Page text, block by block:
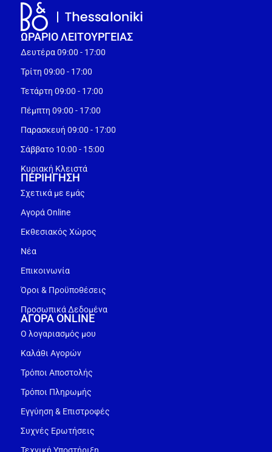
ΩΡΑΡΙΟ ΛΕΙΤΟΥΡΓEΙΑΣ
Δευτέρα 09:00 - 17:00
Τρίτη 09:00 - 17:00
Τετάρτη 09:00 - 17:00
Πέμπτη 09:00 - 17:00
Παρασκευή 09:00 - 17:00
Σάββατο 10:00 - 15:00
Κυριακή Κλειστά
ΠΕΡΙΗΓΗΣΗ
Σχετικά με εμάς
Αγορά Online
Εκθεσιακός Χώρος
Νέα
Επικοινωνία
Όροι & Προϋποθέσεις
Προσωπικά Δεδομένα
ΑΓΟΡΑ ONLINE
Ο λογαριασμός μου
Καλάθι Αγορών
Τρόποι Αποστολής
Τρόποι Πληρωμής
Εγγύηση & Επιστροφές
Συχνές Ερωτήσεις